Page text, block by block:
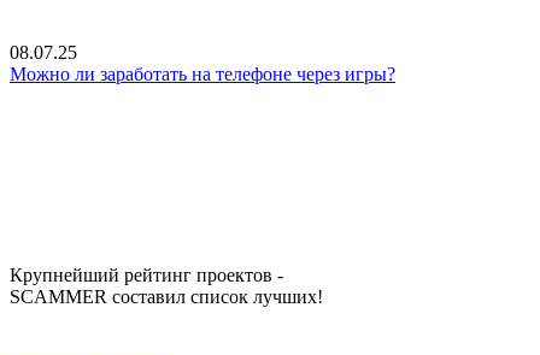
08.07.25
Можно ли заработать на телефоне через игры?
Крупнейший рейтинг проектов -
SCAMMER составил список лучших!